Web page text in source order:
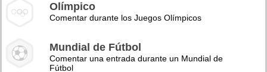
Olímpico
Comentar durante los Juegos Olímpicos
Mundial de Fútbol
Comentar una entrada durante un Mundial de
Fútbol